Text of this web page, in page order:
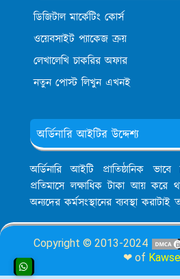
ডিজিটাল মার্কেটিং কোর্স
ওয়েবসাইট প্যাকেজ ক্রয়
লেখালেখি চাকরির অফার
নতুন পোস্ট লিখুন এখনই
অর্ডিনারি আইটির উদ্দেশ্য
অর্ডিনারি আইটি প্রাতিষ্ঠানিক ভাবে
প্রতিমাসে লক্ষাধিক টাকা আয় করে
অন্যদের কর্মসংস্থানের ব্যবস্থা করাটাই
Copyright © 2013-2024
❤ of